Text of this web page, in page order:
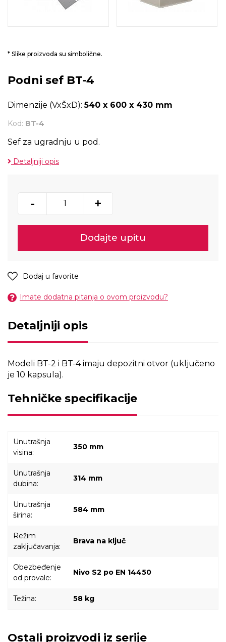
* Slike proizvoda su simbolične.
Podni sef BT-4
Dimenzije (VxŠxD):540 x 600 x 430 mm
Kod: BT-4
Sef za ugradnju u pod.
Detaljniji opis
- +
Dodajte upitu
Dodaj u favorite
Imate dodatna pitanja o ovom proizvodu?
Detaljniji opis
Modeli BT-2 i BT-4 imaju depozitni otvor (uključeno
je 10 kapsula).
Tehničke specifikacije
Unutrašnja
visina:
350 mm
Unutrašnja
dubina:
314 mm
Unutrašnja
širina:
584 mm
Režim
zaključavanja:
Brava na ključ
Obezbeđenje
od provale:
Nivo S2 po EN 14450
Težina: 58 kg
Ostali proizvodi iz serije